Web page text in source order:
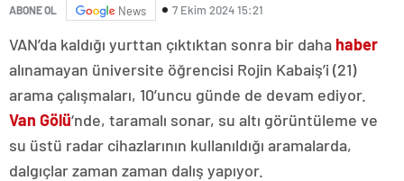
ABONE OL News 7 Ekim 2024 15:21
VAN’da kaldığı yurttan çıktıktan sonra bir daha haber
alınamayan üniversite öğrencisi Rojin Kabaiş’i (21)
arama çalışmaları, 10’uncu günde de devam ediyor.
Van Gölü‘nde, taramalı sonar, su altı görüntüleme ve
su üstü radar cihazlarının kullanıldığı aramalarda,
dalgıçlar zaman zaman dalış yapıyor.